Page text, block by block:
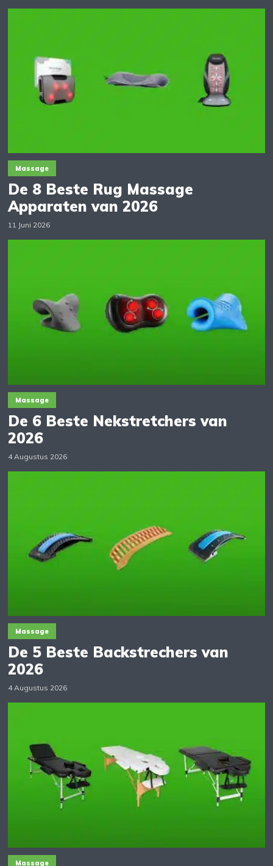
Massage
De 8 Beste Rug Massage
Apparaten van 2026
11 Juni 2026
Massage
De 6 Beste Nekstretchers van
2026
4 Augustus 2026
Massage
De 5 Beste Backstrechers van
2026
4 Augustus 2026
Massage